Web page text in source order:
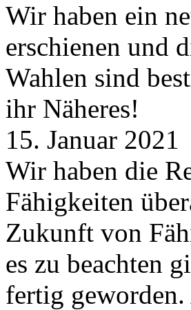
Wir haben ein
erschienen und
Wahlen sind
ihr Näheres!
15. Januar 2021
Wir haben die
Fähigkeiten
Zukunft von
es zu beachten
fertig